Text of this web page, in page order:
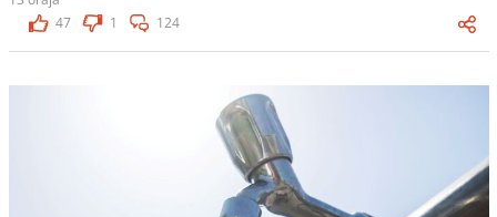
47
1 124